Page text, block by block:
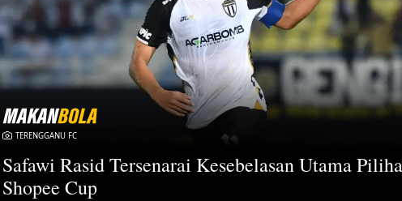
TERENGGANU FC
Safawi Rasid Tersenarai Kesebelasan Utama
Shopee Cup